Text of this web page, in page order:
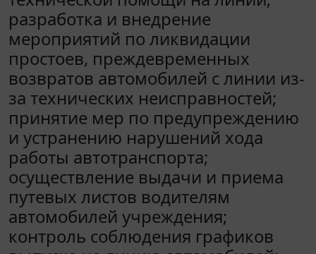
разработка и внедрение
мероприятий по ликвидации
простоев, преждевременных
возвратов автомобилей с линии из-
за технических неисправностей;
принятие мер по предупреждению
и устранению нарушений хода
работы автотранспорта;
осуществление выдачи и приема
путевых листов водителям
автомобилей учреждения;
контроль соблюдения графиков